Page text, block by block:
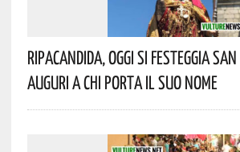
Ripacandida, Oggi Si Festeggia
Auguri A Chi Porta Il Suo Nome